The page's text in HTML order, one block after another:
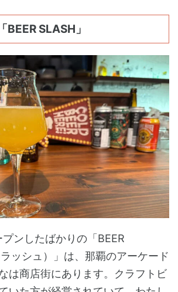
BEER SLASH」
ンしたばかりの「BEER
ッシュ）」は、那覇のアーケード
は商店街にあります。クラフトビ